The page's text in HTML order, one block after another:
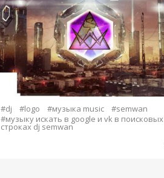
#dj #logo #музыка music
#semwan
#музыку искать в google и vk в поисковых
строках dj semwan